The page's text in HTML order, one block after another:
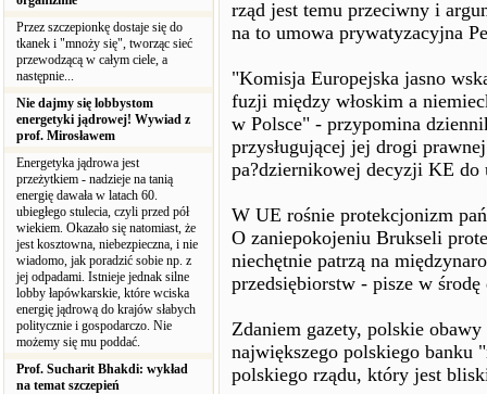
Przez szczepionkę dostaje się do
tkanek i "mnoży się", tworząc sieć
przewodzącą w całym ciele, a
następnie...
Nie dajmy się lobbystom
energetyki jądrowej! Wywiad z
prof. Mirosławem
Energetyka jądrowa jest
przeżytkiem - nadzieje na tanią
energię dawała w latach 60.
ubiegłego stulecia, czyli przed pół
wiekiem. Okazało się natomiast, że
jest kosztowna, niebezpieczna, i nie
wiadomo, jak poradzić sobie np. z
jej odpadami. Istnieje jednak silne
lobby łapówkarskie, które wciska
energię jądrową do krajów słabych
politycznie i gospodarczo. Nie
możemy się mu poddać.
Prof. Sucharit Bhakdi: wykład
na temat szczepień
rząd jest temu przeciwny i
na to umowa prywatyzacyjna
"Komisja Europejska jasno
fuzji między włoskim a
w Polsce" - przypomina
przysługującej jej drogi
pa?dziernikowej decyzji KE do
W UE rośnie protekcjonizm
O zaniepokojeniu Brukseli
niechętnie patrzą na
przedsiębiorstw - pisze w
Zdaniem gazety, polskie
największego polskiego banku
polskiego rządu, który jest